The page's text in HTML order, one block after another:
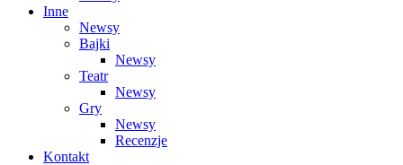
Inne
Newsy
Bajki
Newsy
Teatr
Newsy
Gry
Newsy
Recenzje
Kontakt